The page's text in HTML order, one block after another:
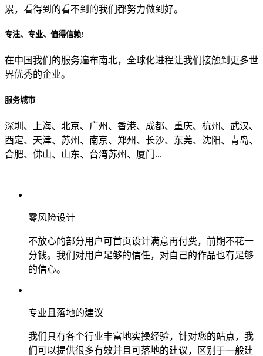
目前主要的营销渠道是？
累，看得到的看不到的我们都努力做到好。
专注、专业、值得信赖!
在中国我们的服务遍布南北，全球化进程让我们接触到更多世
界优秀的企业。
服务城市
深圳、上海、北京、广州、香港、成都、重庆、杭州、武汉、
西定、天津、苏州、南京、郑州、长沙、东莞、沈阳、青岛、
合肥、佛山、山东、台湾苏州、厦门...
零风险设计
不放心的部分用户可首页设计满意再付费，前期不花一
分钱。我们对用户足够的信任，对自己的作品也有足够
的信心。
专业且落地的建议
我们具有各个行业丰富地实操经验，针对您的站点，我
们可以提供很多有效并且可落地的建议，区别于一般建